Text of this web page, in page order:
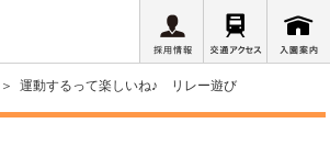
＞ 運動するって楽しいね♪ リレー遊び